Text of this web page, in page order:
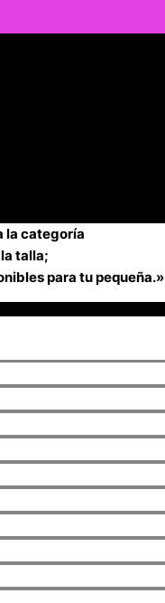
la categoría
la talla;
para tu pequeña.»